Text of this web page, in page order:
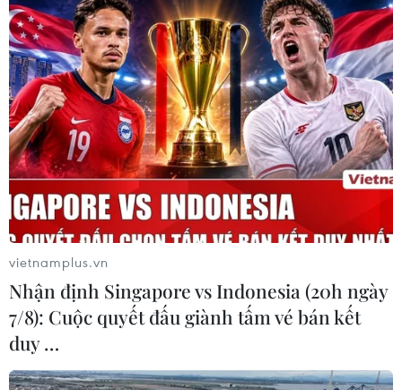
vietnamplus.vn
Nhận định Singapore vs Indonesia (20h ngày
7/8): Cuộc quyết đấu giành tấm vé bán kết
duy …